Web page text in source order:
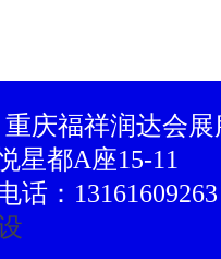
重庆福祥润达会
星都A座15-11
：